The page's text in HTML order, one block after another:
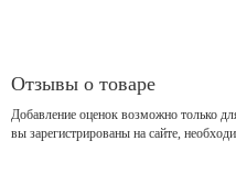
Отзывы о товаре
Добавление оценок возможно только
вы зарегистрированы на сайте,